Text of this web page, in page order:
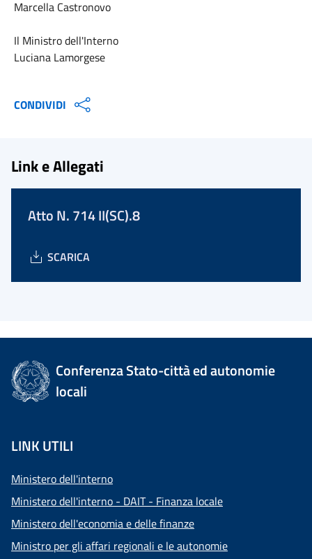
Marcella Castronovo
Il Ministro dell'Interno
Luciana Lamorgese
CONDIVIDI
Link e Allegati
Atto N. 714 II(SC).8
SCARICA
Conferenza Stato-città ed autonomie
locali
LINK UTILI
Ministero dell'interno
Ministero dell'interno - DAIT - Finanza locale
Ministero dell'economia e delle finanze
Ministro per gli affari regionali e le autonomie